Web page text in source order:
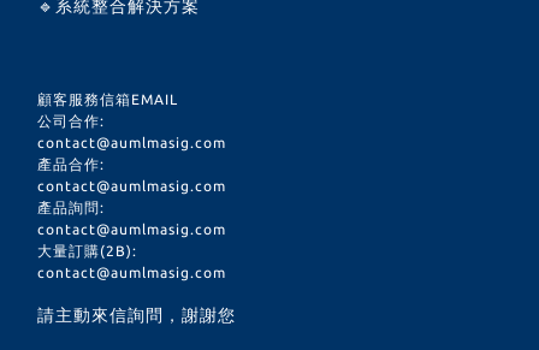
🔹系統整合解決方案
顧客服務信箱EMAIL
公司合作:
contact@aumlmasig.com
產品合作:
contact@aumlmasig.com
產品詢問:
contact@aumlmasig.com
大量訂購(2B):
contact@aumlmasig.com
請主動來信詢問，謝謝您